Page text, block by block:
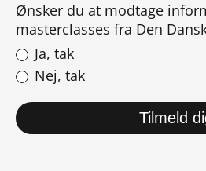
Ønsker du at modtage
masterclasses fra Den
Ja, tak
Nej, tak
Tilmeld